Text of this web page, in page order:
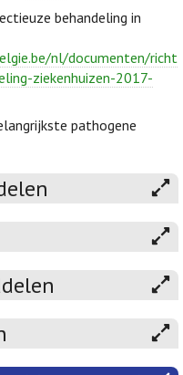
behandeling in
nl/documenten/richt
ziekenhuizen-2017-
pathogene